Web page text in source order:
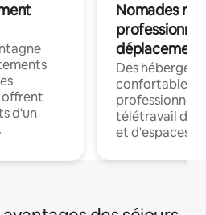
offrent
d'un
Nomades
déplacement
Des
confortables
professionnels
télétravail
et d'espaces